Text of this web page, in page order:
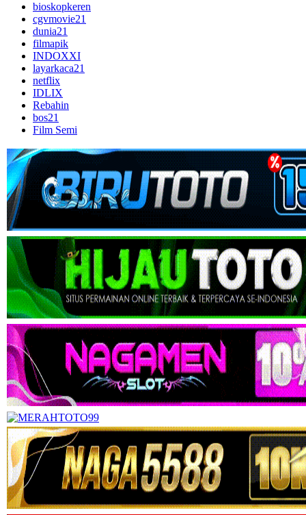
bioskopkeren
cgvmovie21
dunia21
filmapik
INDOXXI
layarkaca21
netflix
IDLIX
Rebahin
bos21
Film Semi